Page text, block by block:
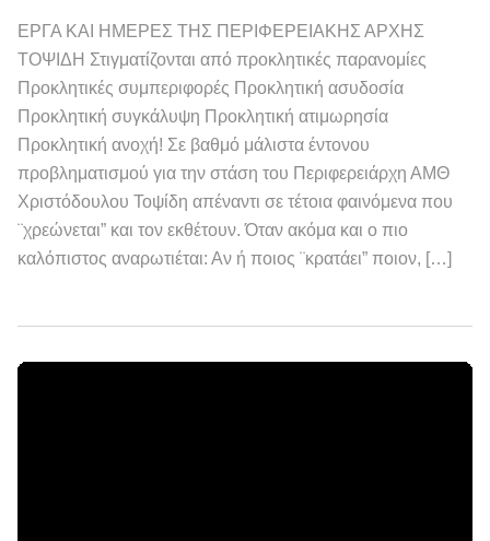
ΕΡΓΑ ΚΑΙ ΗΜΕΡΕΣ ΤΗΣ ΠΕΡΙΦΕΡΕΙΑΚΗΣ ΑΡΧΗΣ
ΤΟΨΙΔΗ Στιγματίζονται από προκλητικές παρανομίες
Προκλητικές συμπεριφορές Προκλητική ασυδοσία
Προκλητική συγκάλυψη Προκλητική ατιμωρησία
Προκλητική ανοχή! Σε βαθμό μάλιστα έντονου
προβληματισμού για την στάση του Περιφερειάρχη ΑΜΘ
Χριστόδουλου Τοψίδη απέναντι σε τέτοια φαινόμενα που
¨χρεώνεται” και τον εκθέτουν. Όταν ακόμα και ο πιο
καλόπιστος αναρωτιέται: Αν ή ποιος ¨κρατάει” ποιον, […]